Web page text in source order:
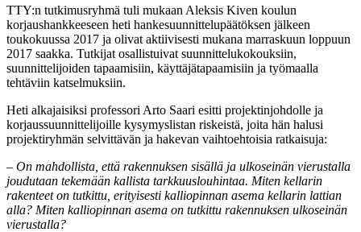
TTY:n tutkimusryhmä tuli mukaan Aleksis Kiven koulun
korjaushankkeeseen heti hankesuunnittelupäätöksen jälkeen
toukokuussa 2017 ja olivat aktiivisesti mukana marraskuun loppuun
2017 saakka. Tutkijat osallistuivat suunnittelukokouksiin,
suunnittelijoiden tapaamisiin, käyttäjätapaamisiin ja työmaalla
tehtäviin katselmuksiin.
Heti alkajaisiksi professori Arto Saari esitti projektinjohdolle ja
korjaussuunnittelijoille kysymyslistan riskeistä, joita hän halusi
projektiryhmän selvittävän ja hakevan vaihtoehtoisia ratkaisuja:
– On mahdollista, että rakennuksen sisällä ja ulkoseinän vierustalla
joudutaan tekemään kallista tarkkuuslouhintaa. Miten kellarin
rakenteet on tutkittu, erityisesti kalliopinnan asema kellarin lattian
alla? Miten kalliopinnan asema on tutkittu rakennuksen ulkoseinän
vierustalla?